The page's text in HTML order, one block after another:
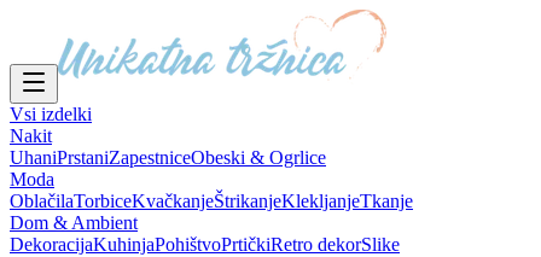
Vsi izdelki
Nakit
UhaniPrstaniZapestniceObeski & Ogrlice
Moda
OblačilaTorbiceKvačkanjeŠtrikanjeKlekljanjeTkanje
Dom & Ambient
DekoracijaKuhinjaPohištvoPrtičkiRetro dekorSlike